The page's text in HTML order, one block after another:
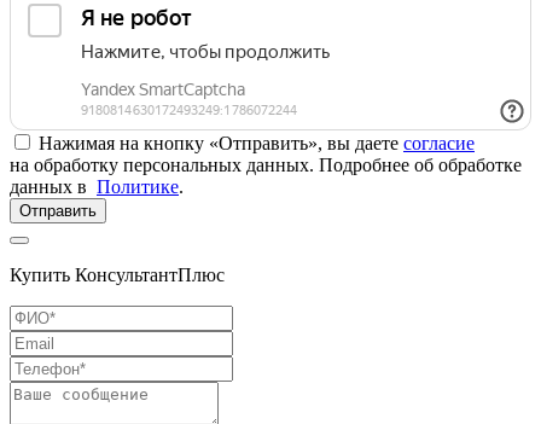
Нажимая на кнопку «Отправить», вы даете согласие
на обработку персональных данных. Подробнее об обработке
данных в Политике.
Отправить
Купить КонсультантПлюс